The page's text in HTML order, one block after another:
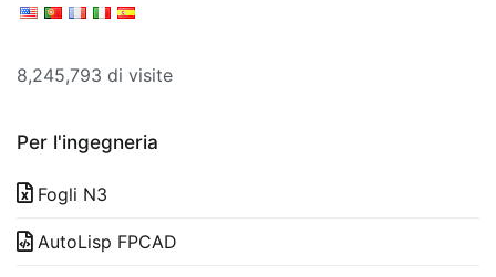
8,245,793 di visite
Per l'ingegneria
Fogli N3
AutoLisp FPCAD